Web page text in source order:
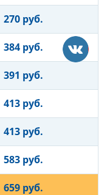
270 руб.
384 руб.
391 руб.
413 руб.
413 руб.
583 руб.
659 руб.